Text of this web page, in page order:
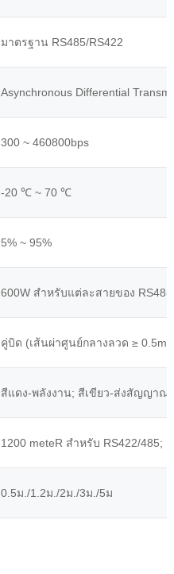
มาตรฐาน RS485/RS422
Asynchronous Differential
300 ~ 460800bps
-20 ℃ ~ 70 ℃
5% ~ 95%
600W สำหรับแต่ละสายของ RS485
คู่บิด (เส้นผ่าศูนย์กลางลวด ≥
สีแดง-พลังงาน; สีเขียว-ส่งสัญญา
1200 meteR สำหรับ RS422/485;
0.5ม./1.2ม./2ม./3ม./5ม